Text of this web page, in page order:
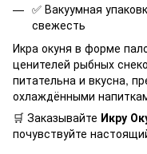
✅ Вакуумная
свежесть
Икра окуня в форме
ценителей рыбных
питательна и вкусна,
охлаждёнными
🛒 Заказывайте Икру
почувствуйте